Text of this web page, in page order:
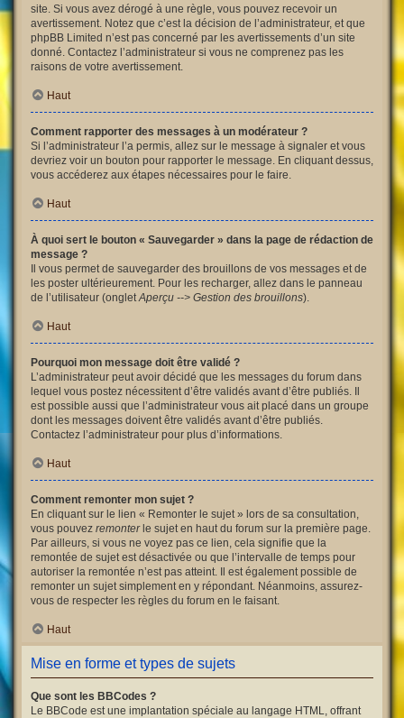
site. Si vous avez dérogé à une règle, vous pouvez recevoir un
avertissement. Notez que c’est la décision de l’administrateur, et que
phpBB Limited n’est pas concerné par les avertissements d’un site
donné. Contactez l’administrateur si vous ne comprenez pas les
raisons de votre avertissement.
Haut
Comment rapporter des messages à un modérateur ?
Si l’administrateur l’a permis, allez sur le message à signaler et vous
devriez voir un bouton pour rapporter le message. En cliquant dessus,
vous accéderez aux étapes nécessaires pour le faire.
Haut
À quoi sert le bouton « Sauvegarder » dans la page de rédaction de
message ?
Il vous permet de sauvegarder des brouillons de vos messages et de
les poster ultérieurement. Pour les recharger, allez dans le panneau
de l’utilisateur (ongletAperçu --> Gestion des brouillons).
Haut
Pourquoi mon message doit être validé ?
L’administrateur peut avoir décidé que les messages du forum dans
lequel vous postez nécessitent d’être validés avant d’être publiés. Il
est possible aussi que l’administrateur vous ait placé dans un groupe
dont les messages doivent être validés avant d’être publiés.
Contactez l’administrateur pour plus d’informations.
Haut
Comment remonter mon sujet ?
En cliquant sur le lien « Remonter le sujet » lors de sa consultation,
vous pouvez remonterle sujet en haut du forum sur la première page.
Par ailleurs, si vous ne voyez pas ce lien, cela signifie que la
remontée de sujet est désactivée ou que l’intervalle de temps pour
autoriser la remontée n’est pas atteint. Il est également possible de
remonter un sujet simplement en y répondant. Néanmoins, assurez-
vous de respecter les règles du forum en le faisant.
Haut
Mise en forme et types de sujets
Que sont les BBCodes ?
Le BBCode est une implantation spéciale au langage HTML, offrant